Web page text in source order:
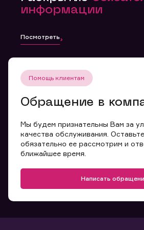
информации
Посмотреть
Помощь клиентам
Обращение в
Мы будем признательны Вам за
качества обслуживания.
обязательно ее рассмотрим и
ближайшее время.
Написать